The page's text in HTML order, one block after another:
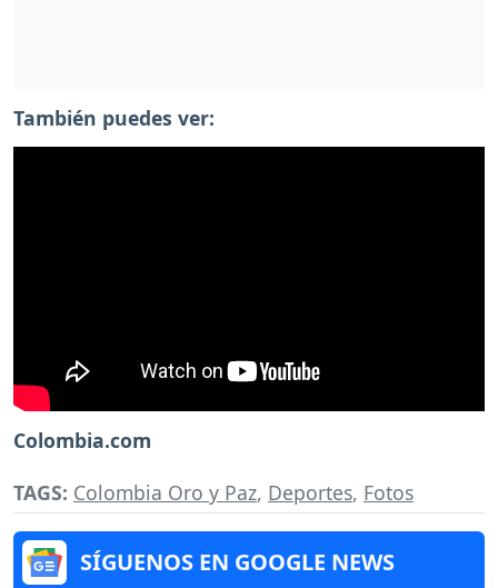
También puedes ver:
Colombia.com
TAGS: Colombia Oro y Paz, Deportes, Fotos
SÍGUENOS EN GOOGLE NEWS